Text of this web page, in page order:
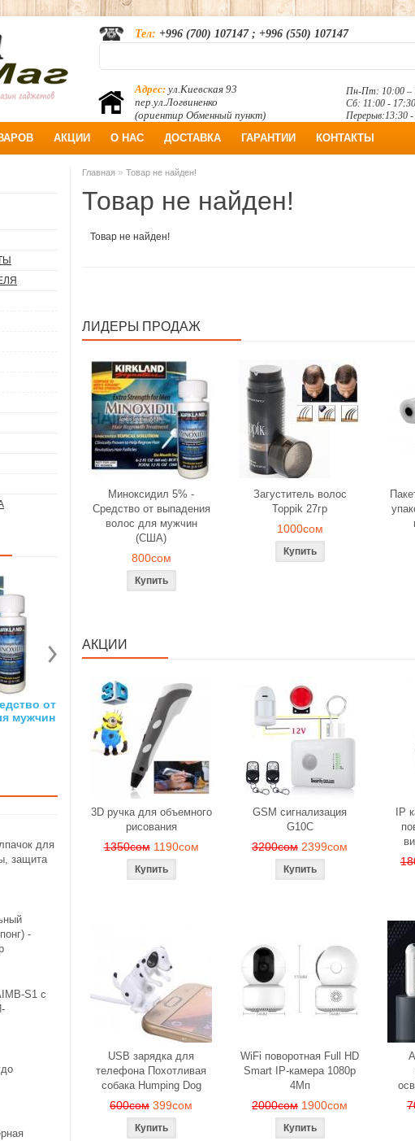
Адрес: ул.Киевская 93
пер.ул.Логвиненко
(ориентир Обменный пункт)
Тел: +996 (700) 107147 ; +996 (550) 107147
Пн-Пт: 10:00 –
Сб: 11:00 -
Перерыв:13:30
АКЦИИ О НАС ДОСТАВКА ГАРАНТИИ КОНТАКТЫ
3D ручка для объемного
рисования
1350сом
Загуститель волос
27гр
для
защита
-
S1 с
Главная » Товар не найден!
Товар не найден!
Товар не найден!
ЛИДЕРЫ ПРОДАЖ
Миноксидил 5% -
Средство от выпадения
волос для мужчин
(США)
800сом
Загуститель волос
Toppik 27гр
1000сом
АКЦИИ
3D ручка для объемного
рисования
1350сом 1190сом
GSM сигнализация
G10C
3200сом 2399сом
IP
USB зарядка для
телефона Похотливая
собака Humping Dog
600сом 399сом
WiFi поворотная Full HD
Smart IP-камера 1080p
4Мп
2000сом 1900сом